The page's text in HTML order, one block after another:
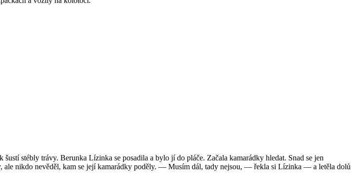
stébly trávy. Berunka Lízinka se posadila a bylo jí do pláče. Začala kamarádky hledat. Snad se jen
ale nikdo nevěděl, kam se její kamarádky poděly. — Musím dál, tady nejsou, — řekla si Lízinka — a letěla dolů